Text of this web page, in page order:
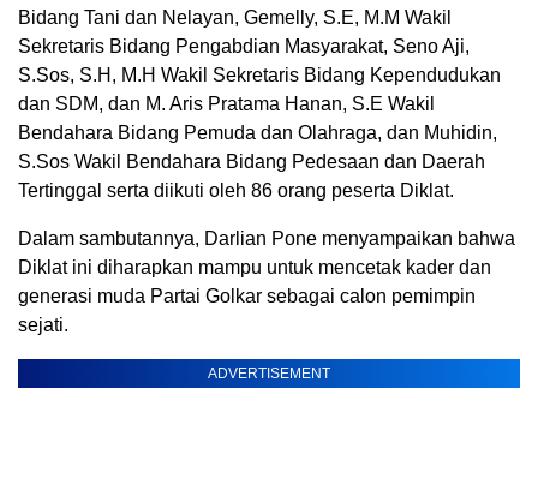
Bidang Tani dan Nelayan, Gemelly, S.E, M.M Wakil
Sekretaris Bidang Pengabdian Masyarakat, Seno Aji,
S.Sos, S.H, M.H Wakil Sekretaris Bidang Kependudukan
dan SDM, dan M. Aris Pratama Hanan, S.E Wakil
Bendahara Bidang Pemuda dan Olahraga, dan Muhidin,
S.Sos Wakil Bendahara Bidang Pedesaan dan Daerah
Tertinggal serta diikuti oleh 86 orang peserta Diklat.
Dalam sambutannya, Darlian Pone menyampaikan bahwa
Diklat ini diharapkan mampu untuk mencetak kader dan
generasi muda Partai Golkar sebagai calon pemimpin
sejati.
ADVERTISEMENT